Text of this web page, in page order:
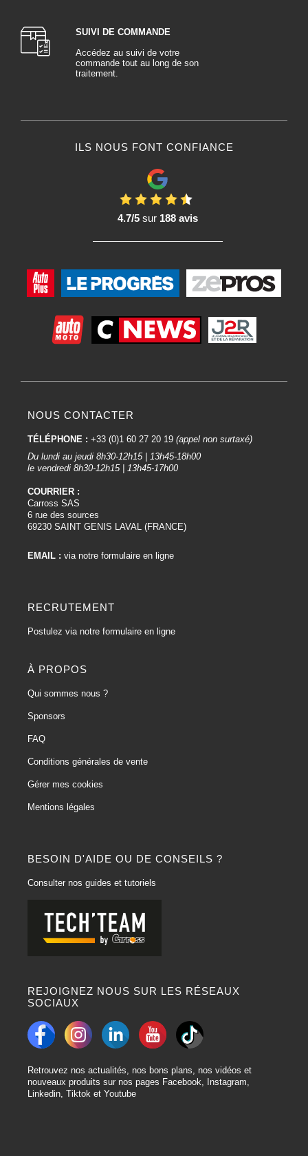
SUIVI DE COMMANDE
Accédez au suivi de votre
commande tout au long de son
traitement.
ILS NOUS FONT CONFIANCE
4.7/5sur 188 avis
BESOIN D'AIDE OU DE CONSEILS ?
Consulter nos guides et tutoriels
REJOIGNEZ NOUS SUR LES RÉSEAUX
SOCIAUX
Retrouvez nos actualités, nos bons plans, nos vidéos et
nouveaux produits sur nos pages Facebook, Instagram,
Linkedin, Tiktok et Youtube
NOUS CONTACTER
TÉLÉPHONE : +33 (0)1 60 27 20 19 (appel non surtaxé)
Du lundi au jeudi 8h30-12h15 | 13h45-18h00
le vendredi 8h30-12h15 | 13h45-17h00
COURRIER :
Carross SAS
6 rue des sources
69230 SAINT GENIS LAVAL (FRANCE)
EMAIL : via notre formulaire en ligne
RECRUTEMENT
Postulez via notre formulaire en ligne
À PROPOS
Qui sommes nous ?
Sponsors
FAQ
Conditions générales de vente
Gérer mes cookies
Mentions légales